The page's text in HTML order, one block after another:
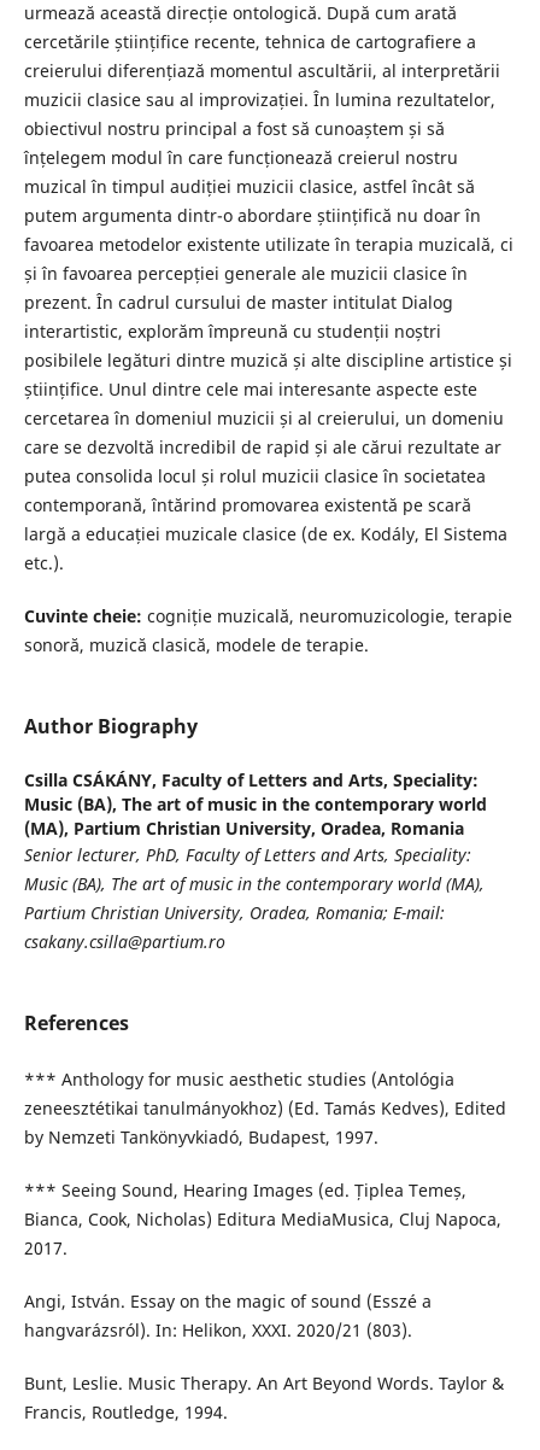
urmează această direcție ontologică. După cum arată
cercetările științifice recente, tehnica de cartografiere a
creierului diferențiază momentul ascultării, al interpretării
muzicii clasice sau al improvizației. În lumina rezultatelor,
obiectivul nostru principal a fost să cunoaștem și să
înțelegem modul în care funcționează creierul nostru
muzical în timpul audiției muzicii clasice, astfel încât să
putem argumenta dintr-o abordare științifică nu doar în
favoarea metodelor existente utilizate în terapia muzicală, ci
și în favoarea percepției generale ale muzicii clasice în
prezent. În cadrul cursului de master intitulat Dialog
interartistic, explorăm împreună cu studenții noștri
posibilele legături dintre muzică și alte discipline artistice și
științifice. Unul dintre cele mai interesante aspecte este
cercetarea în domeniul muzicii și al creierului, un domeniu
care se dezvoltă incredibil de rapid și ale cărui rezultate ar
putea consolida locul și rolul muzicii clasice în societatea
contemporană, întărind promovarea existentă pe scară
largă a educației muzicale clasice (de ex. Kodály, El Sistema
etc.).
Cuvinte cheie: cogniție muzicală, neuromuzicologie, terapie
sonoră, muzică clasică, modele de terapie.
Author Biography
Csilla CSÁKÁNY, Faculty of Letters and Arts, Speciality:
Music (BA), The art of music in the contemporary world
(MA), Partium Christian University, Oradea, Romania
Senior lecturer, PhD, Faculty of Letters and Arts, Speciality:
Music (BA), The art of music in the contemporary world (MA),
Partium Christian University, Oradea, Romania; E-mail:
csakany.csilla@partium.ro
References
*** Anthology for music aesthetic studies (Antológia
zeneesztétikai tanulmányokhoz) (Ed. Tamás Kedves), Edited
by Nemzeti Tankönyvkiadó, Budapest, 1997.
*** Seeing Sound, Hearing Images (ed. Țiplea Temeș,
Bianca, Cook, Nicholas) Editura MediaMusica, Cluj Napoca,
2017.
Angi, István. Essay on the magic of sound (Esszé a
hangvarázsról). In: Helikon, XXXI. 2020/21 (803).
Bunt, Leslie. Music Therapy. An Art Beyond Words. Taylor &
Francis, Routledge, 1994.